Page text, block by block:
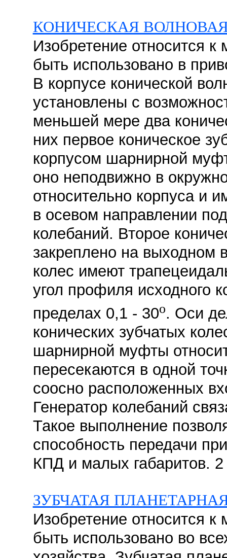
КОНИЧЕСКАЯ
Изобретение относится
быть использовано в
В корпусе конической
установлены с
меньшей мере два
них первое коническое
корпусом шарнирной
оно неподвижно в
относительно корпуса и
в осевом направлении
колебаний. Второе
закреплено на выходном
колес имеют
угол профиля исходного
пределах 0,1 - 30o. Оси
конических зубчатых
шарнирной муфты
пересекаются в одной
соосно расположенных
Генератор колебаний
Такое выполнение
способность передачи
КПД и малых габаритов.
ЗУБЧАТАЯ
Изобретение относится
быть использовано во